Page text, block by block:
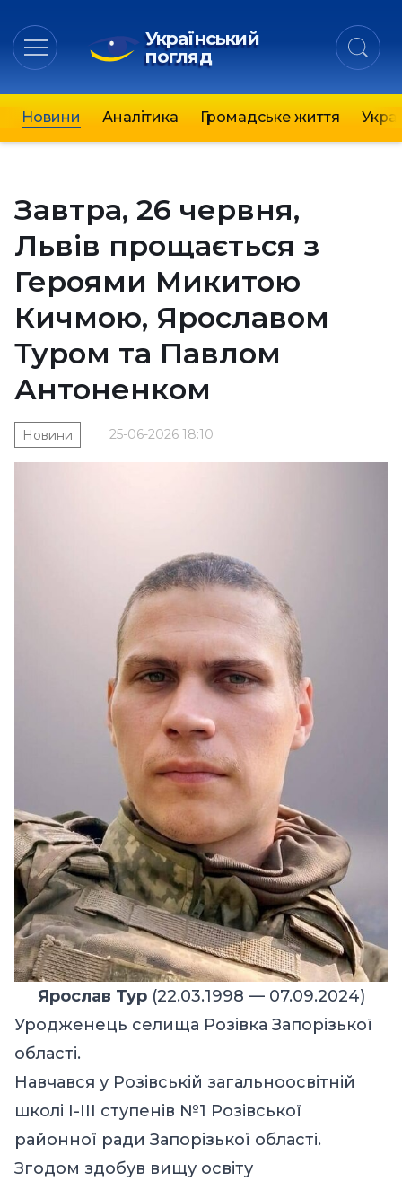
Український
погляд
Новини Аналітика Громадське життя
Завтра, 26 червня,
Львів прощається з
Героями Микитою
Кичмою, Ярославом
Туром та Павлом
Антоненком
25-06-2026 18:10
Новини
Ярослав Тур(22.03.1998 — 07.09.2024)
Уродженець селища Розівка Запорізької
області.
Навчався у Розівській загальноосвітній
школі І-ІІІ ступенів №1 Розівської
районної ради Запорізької області.
Згодом здобув вищу освіту